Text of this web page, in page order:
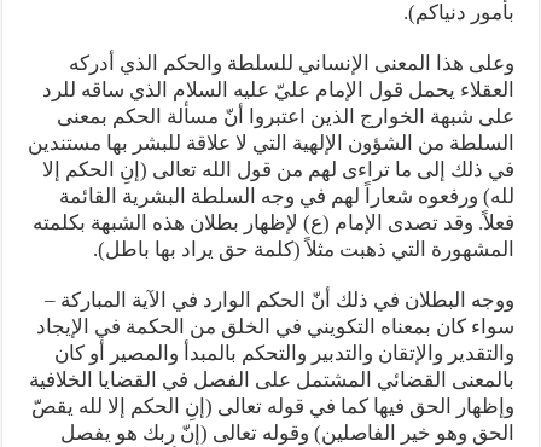
بأمور دنياكم).
وعلى هذا المعنى الإنساني للسلطة والحكم الذي أدركه
العقلاء يحمل قول الإمام عليّ عليه السلام الذي ساقه للرد
على شبهة الخوارج الذين اعتبروا أنّ مسألة الحكم بمعنى
السلطة من الشؤون الإلهية التي لا علاقة للبشر بها مستندين
في ذلك إلى ما تراءى لهم من قول الله تعالى (إنِ الحكم إلا
لله) ورفعوه شعاراً لهم في وجه السلطة البشرية القائمة
فعلاً. وقد تصدى الإمام (ع) لإظهار بطلان هذه الشبهة بكلمته
المشهورة التي ذهبت مثلاً (كلمة حق يراد بها باطل).
ووجه البطلان في ذلك أنّ الحكم الوارد في الآية المباركة –
سواء كان بمعناه التكويني في الخلق من الحكمة في الإيجاد
والتقدير والإتقان والتدبير والتحكم بالمبدأ والمصير أو كان
بالمعنى القضائي المشتمل على الفصل في القضايا الخلافية
وإظهار الحق فيها كما في قوله تعالى (إنِ الحكم إلا لله يقصّ
الحق وهو خير الفاصلين) وقوله تعالى (إنّ ربك هو يفصل